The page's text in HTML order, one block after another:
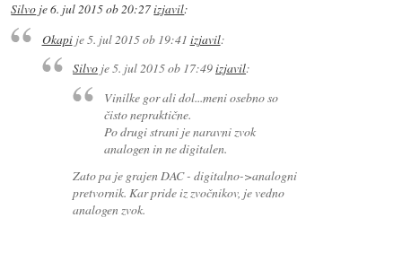
Silvo je6. jul 2015 ob 20:27izjavil:
Okapije5. jul 2015 ob 19:41 izjavil:
Silvo je5. jul 2015 ob 17:49izjavil:
Vinilke gor ali dol...meni osebno so
čisto nepraktične.
Po drugi strani je naravni zvok
analogen in ne digitalen.
Zato pa je grajen DAC - digitalno->analogni
pretvornik. Kar pride iz zvočnikov, je vedno
analogen zvok.